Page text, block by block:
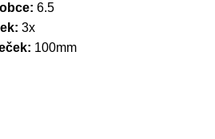
6.5
3x
100mm